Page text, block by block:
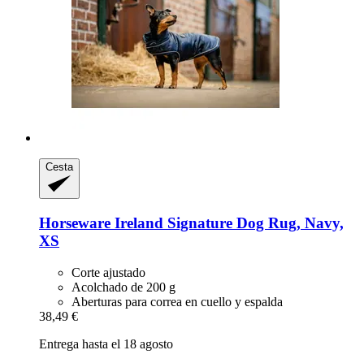
Cesta
Horseware Ireland Signature Dog Rug, Navy,
XS
Corte ajustado
Acolchado de 200 g
Aberturas para correa en cuello y espalda
38,49 €
Entrega hasta el 18 agosto